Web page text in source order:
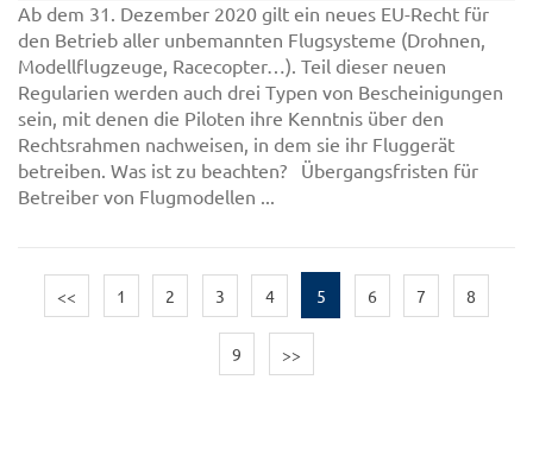
Ab dem 31. Dezember 2020 gilt ein neues EU-Recht für
den Betrieb aller unbemannten Flugsysteme (Drohnen,
Modellflugzeuge, Racecopter…). Teil dieser neuen
Regularien werden auch drei Typen von Bescheinigungen
sein, mit denen die Piloten ihre Kenntnis über den
Rechtsrahmen nachweisen, in dem sie ihr Fluggerät
betreiben. Was ist zu beachten? Übergangsfristen für
Betreiber von Flugmodellen ...
<< 1 2 3 4 5 6 7 8
9 >>